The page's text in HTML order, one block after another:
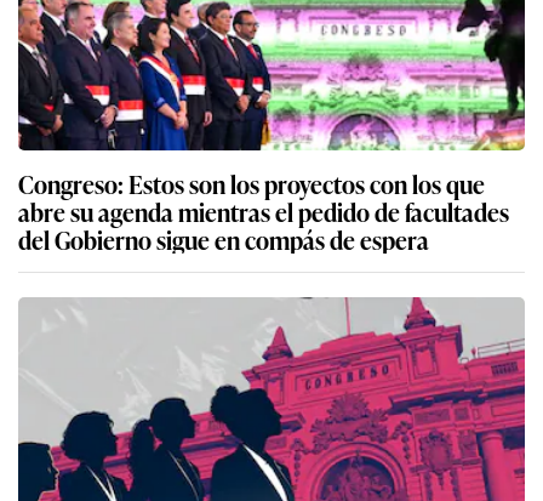
Congreso: Estos son los proyectos con los que
abre su agenda mientras el pedido de facultades
del Gobierno sigue en compás de espera